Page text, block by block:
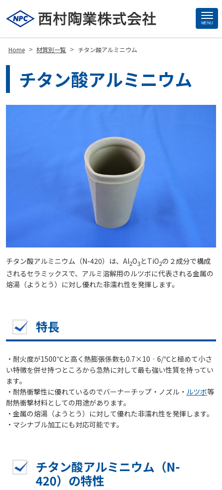
MENU
Home > 材質別一覧 > チタン酸アルミニウム
チタン酸アルミニウム
チタン酸アルミニウム（N-420）は、Al2O3とTiO2の２成分で構成
されるセラミックスで、アルミ溶解用のルツボに代表される金属の
熔湯（ようとう）に対し優れた非濡れ性を発揮します。
特長
・耐火度が1500℃と高く熱膨張係数も0.7×10‐6/℃と極めて小さ
い特徴を併せ持つところから急熱に対して最も強い性質を持ってい
ます。
・耐熱衝撃性に優れているのでバーナーチップ・ノズル・ ルツボ等
耐熱衝撃材料としての用途があります。
・金属の熔湯（ようとう）に対して優れた非濡れ性を発揮します。
・マシナブル加工にも対応可能です。
チタン酸アルミニウム（N-
420）の特性
Site
Footer